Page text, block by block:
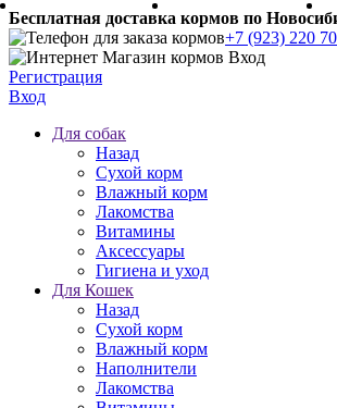
Бесплатная доставка кормов по
+7 (923) 220
Регистрация
Вход
Для собак
Назад
Сухой корм
Влажный корм
Лакомства
Витамины
Аксессуары
Гигиена и уход
Для Кошек
Назад
Сухой корм
Влажный корм
Наполнители
Лакомства